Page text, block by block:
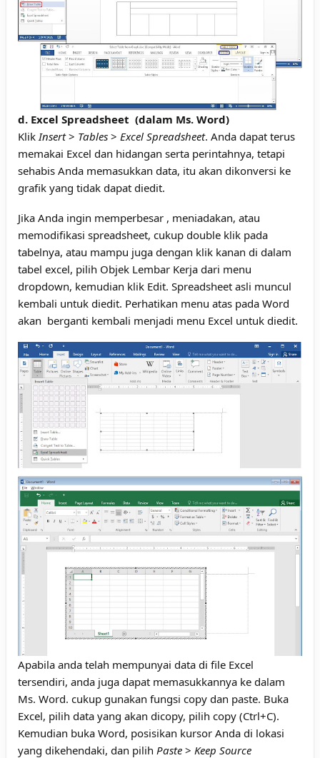
d. Excel Spreadsheet (dalam Ms. Word)
Klik Insert> Tables > Excel Spreadsheet. Anda dapat terus
memakai Excel dan hidangan serta perintahnya, tetapi
sehabis Anda memasukkan data, itu akan dikonversi ke
grafik yang tidak dapat diedit.
Jika Anda ingin memperbesar , meniadakan, atau
memodifikasi spreadsheet, cukup double klik pada
tabelnya, atau mampu juga dengan klik kanan di dalam
tabel excel, pilih Objek Lembar Kerja dari menu
dropdown, kemudian klik Edit. Spreadsheet asli muncul
kembali untuk diedit. Perhatikan menu atas pada Word
akan berganti kembali menjadi menu Excel untuk diedit.
Apabila anda telah mempunyai data di file Excel
tersendiri, anda juga dapat memasukkannya ke dalam
Ms. Word. cukup gunakan fungsi copy dan paste. Buka
Excel, pilih data yang akan dicopy, pilih copy (Ctrl+C).
Kemudian buka Word, posisikan kursor Anda di lokasi
yang dikehendaki, dan pilih Paste > Keep Source